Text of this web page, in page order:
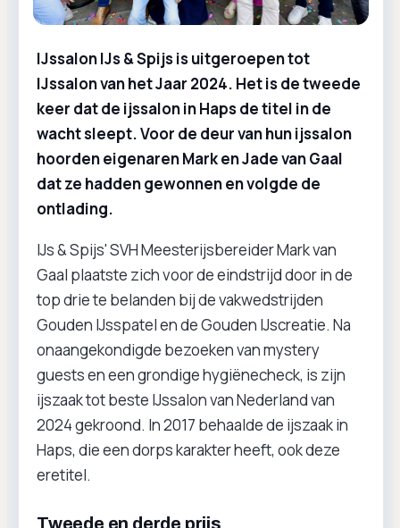
IJssalon IJs & Spijs is uitgeroepen tot
IJssalon van het Jaar 2024. Het is de tweede
keer dat de ijssalon in Haps de titel in de
wacht sleept. Voor de deur van hun ijssalon
hoorden eigenaren Mark en Jade van Gaal
dat ze hadden gewonnen en volgde de
ontlading.
IJs & Spijs' SVH Meesterijsbereider Mark van
Gaal plaatste zich voor de eindstrijd door in de
top drie te belanden bij de vakwedstrijden
Gouden IJsspatel en de Gouden IJscreatie. Na
onaangekondigde bezoeken van mystery
guests en een grondige hygiënecheck, is zijn
ijszaak tot beste IJssalon van Nederland van
2024 gekroond. In 2017 behaalde de ijszaak in
Haps, die een dorps karakter heeft, ook deze
eretitel.
Tweede en derde prijs